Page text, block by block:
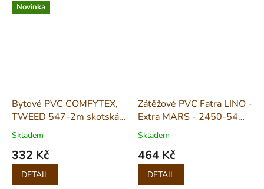
Novinka
Bytové PVC COMFYTEX,
TWEED 547-2m skotská
kostka
Skladem
332 Kč
Měrná
cena:
DETAIL
Zátěžové PVC Fatra LINO -
Extra MARS - 2450-54
šíře 2m
Skladem
464 Kč
Měrná
cena:
DETAIL